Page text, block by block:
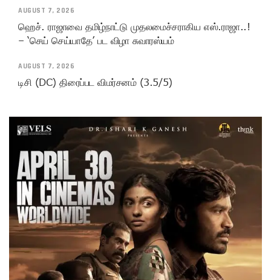
AUGUST 7, 2026
ஹெச். ராஜாவை தமிழ்நாட்டு முதலமைச்சராகிய எஸ்.ராஜா..!
– ‘செய் செய்யாதே’ பட விழா சுவாரஸ்யம்
AUGUST 7, 2026
டிசி (DC) திரைப்பட விமர்சனம் (3.5/5)